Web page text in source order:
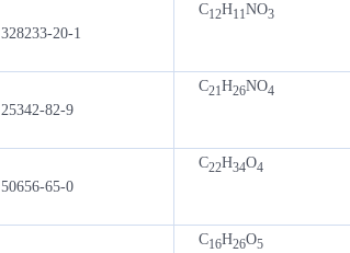
328233-20-1
C12H11NO3
25342-82-9
C21H26NO4
50656-65-0
C22H34O4
C16H26O5